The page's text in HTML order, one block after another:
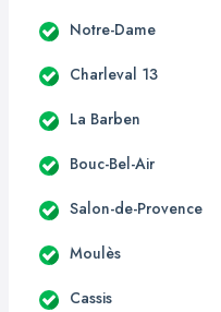
Notre-Dame
Charleval 13
La Barben
Bouc-Bel-Air
Salon-de-Provence
Moulès
Cassis